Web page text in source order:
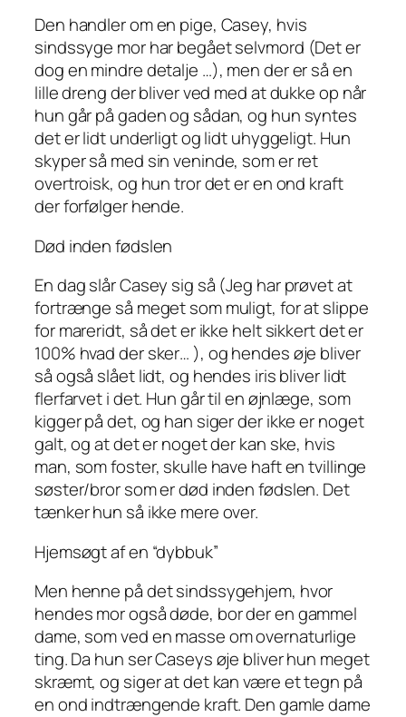
Den handler om en pige, Casey, hvis
sindssyge mor har begået selvmord (Det er
dog en mindre detalje …), men der er så en
lille dreng der bliver ved med at dukke op når
hun går på gaden og sådan, og hun syntes
det er lidt underligt og lidt uhyggeligt. Hun
skyper så med sin veninde, som er ret
overtroisk, og hun tror det er en ond kraft
der forfølger hende.
Død inden fødslen
En dag slår Casey sig så (Jeg har prøvet at
fortrænge så meget som muligt, for at slippe
for mareridt, så det er ikke helt sikkert det er
100% hvad der sker… ), og hendes øje bliver
så også slået lidt, og hendes iris bliver lidt
flerfarvet i det. Hun går til en øjnlæge, som
kigger på det, og han siger der ikke er noget
galt, og at det er noget der kan ske, hvis
man, som foster, skulle have haft en tvillinge
søster/bror som er død inden fødslen. Det
tænker hun så ikke mere over.
Hjemsøgt af en “dybbuk”
Men henne på det sindssygehjem, hvor
hendes mor også døde, bor der en gammel
dame, som ved en masse om overnaturlige
ting. Da hun ser Caseys øje bliver hun meget
skræmt, og siger at det kan være et tegn på
en ond indtrængende kraft. Den gamle dame